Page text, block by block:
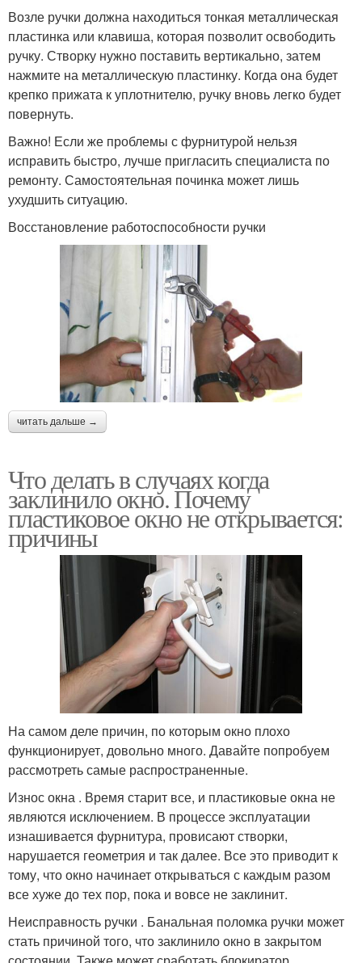
Возле ручки должна находиться тонкая металлическая
пластинка или клавиша, которая позволит освободить
ручку. Створку нужно поставить вертикально, затем
нажмите на металлическую пластинку. Когда она будет
крепко прижата к уплотнителю, ручку вновь легко будет
повернуть.
Важно! Если же проблемы с фурнитурой нельзя
исправить быстро, лучше пригласить специалиста по
ремонту. Самостоятельная починка может лишь
ухудшить ситуацию.
Восстановление работоспособности ручки
читать дальше →
Что делать в случаях когда
заклинило окно. Почему
пластиковое окно не открывается:
причины
На самом деле причин, по которым окно плохо
функционирует, довольно много. Давайте попробуем
рассмотреть самые распространенные.
Износ окна . Время старит все, и пластиковые окна не
являются исключением. В процессе эксплуатации
изнашивается фурнитура, провисают створки,
нарушается геометрия и так далее. Все это приводит к
тому, что окно начинает открываться с каждым разом
все хуже до тех пор, пока и вовсе не заклинит.
Неисправность ручки . Банальная поломка ручки может
стать причиной того, что заклинило окно в закрытом